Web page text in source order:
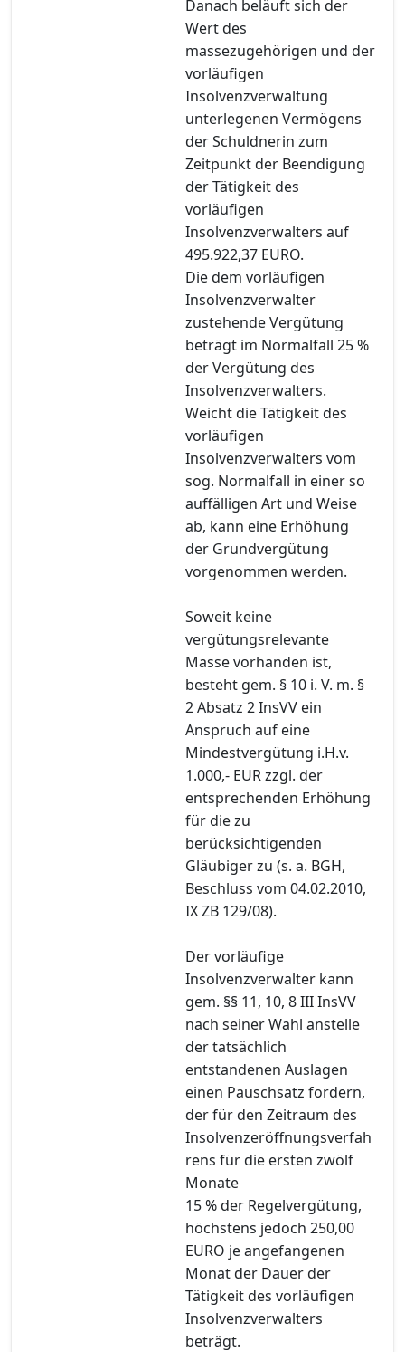
Danach beläuft sich der
Wert des
massezugehörigen und der
vorläufigen
Insolvenzverwaltung
unterlegenen Vermögens
der Schuldnerin zum
Zeitpunkt der Beendigung
der Tätigkeit des
vorläufigen
Insolvenzverwalters auf
495.922,37 EURO.
Die dem vorläufigen
Insolvenzverwalter
zustehende Vergütung
beträgt im Normalfall 25 %
der Vergütung des
Insolvenzverwalters.
Weicht die Tätigkeit des
vorläufigen
Insolvenzverwalters vom
sog. Normalfall in einer so
auffälligen Art und Weise
ab, kann eine Erhöhung
der Grundvergütung
vorgenommen werden.
Soweit keine
vergütungsrelevante
Masse vorhanden ist,
besteht gem. § 10 i. V. m. §
2 Absatz 2 InsVV ein
Anspruch auf eine
Mindestvergütung i.H.v.
1.000,- EUR zzgl. der
entsprechenden Erhöhung
für die zu
berücksichtigenden
Gläubiger zu (s. a. BGH,
Beschluss vom 04.02.2010,
IX ZB 129/08).
Der vorläufige
Insolvenzverwalter kann
gem. §§ 11, 10, 8 III InsVV
nach seiner Wahl anstelle
der tatsächlich
entstandenen Auslagen
einen Pauschsatz fordern,
der für den Zeitraum des
Insolvenzeröffnungsverfah
rens für die ersten zwölf
Monate
15 % der Regelvergütung,
höchstens jedoch 250,00
EURO je angefangenen
Monat der Dauer der
Tätigkeit des vorläufigen
Insolvenzverwalters
beträgt.